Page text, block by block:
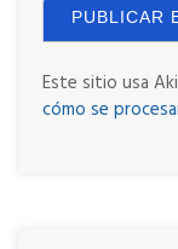
Este sitio usa
cómo se